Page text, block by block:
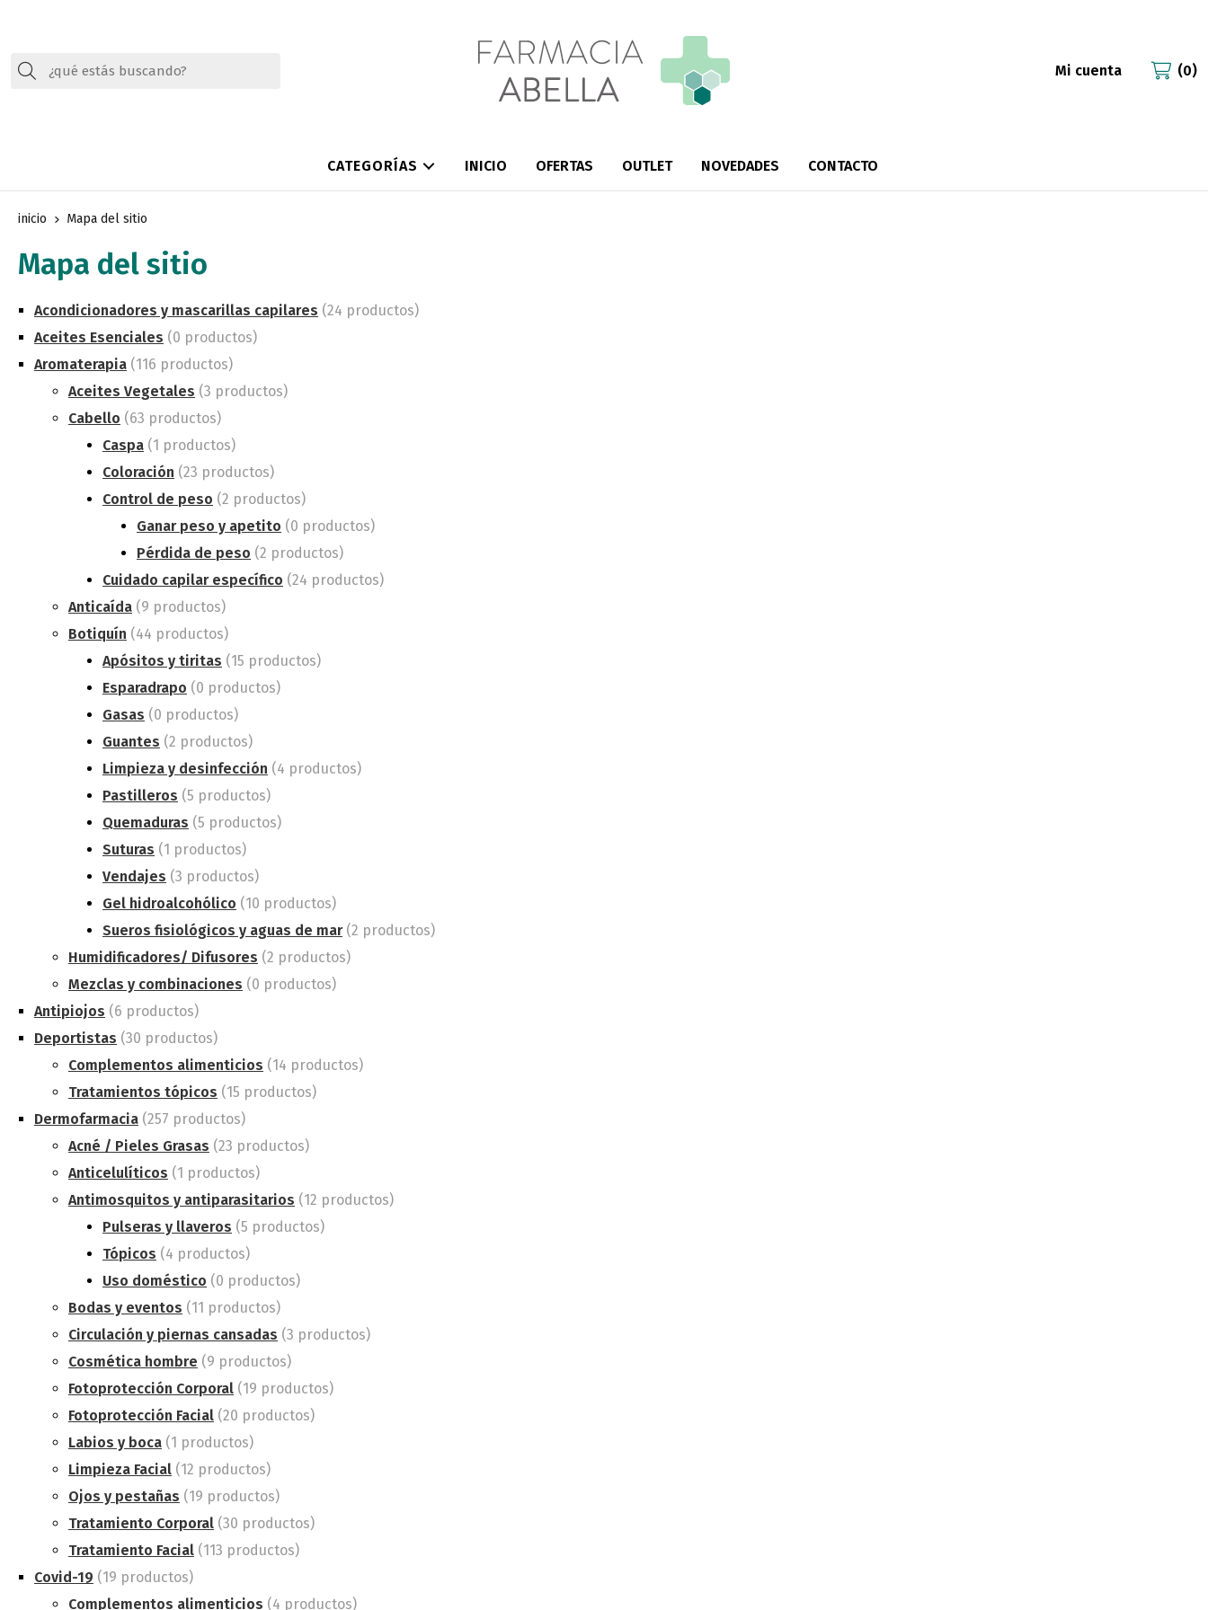
Buscar Mi cuenta 0
CATEGORÍAS INICIO OFERTAS OUTLET NOVEDADES CONTACTO
inicio Mapa del sitio
Mapa del sitio
Acondicionadores y mascarillas capilares (24 productos)
Aceites Esenciales (0 productos)
Aromaterapia (116 productos)
Aceites Vegetales (3 productos)
Cabello (63 productos)
Caspa (1 productos)
Coloración (23 productos)
Control de peso (2 productos)
Ganar peso y apetito (0 productos)
Pérdida de peso (2 productos)
Cuidado capilar específico (24 productos)
Anticaída (9 productos)
Botiquín (44 productos)
Apósitos y tiritas (15 productos)
Esparadrapo (0 productos)
Gasas (0 productos)
Guantes (2 productos)
Limpieza y desinfección (4 productos)
Pastilleros (5 productos)
Quemaduras (5 productos)
Suturas (1 productos)
Vendajes (3 productos)
Gel hidroalcohólico (10 productos)
Sueros fisiológicos y aguas de mar (2 productos)
Humidificadores/ Difusores (2 productos)
Mezclas y combinaciones (0 productos)
Antipiojos (6 productos)
Deportistas (30 productos)
Complementos alimenticios (14 productos)
Tratamientos tópicos (15 productos)
Dermofarmacia (257 productos)
Acné / Pieles Grasas (23 productos)
Anticelulíticos (1 productos)
Antimosquitos y antiparasitarios (12 productos)
Pulseras y llaveros (5 productos)
Tópicos (4 productos)
Uso doméstico (0 productos)
Bodas y eventos (11 productos)
Circulación y piernas cansadas (3 productos)
Cosmética hombre (9 productos)
Fotoprotección Corporal (19 productos)
Fotoprotección Facial (20 productos)
Labios y boca (1 productos)
Limpieza Facial (12 productos)
Ojos y pestañas (19 productos)
Tratamiento Corporal (30 productos)
Tratamiento Facial (113 productos)
Covid-19 (19 productos)
Complementos alimenticios (4 productos)